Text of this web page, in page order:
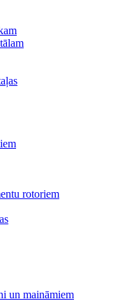
rotoriem
un maināmiem